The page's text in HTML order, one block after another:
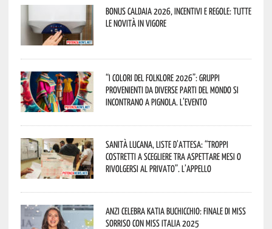
Bonus caldaia 2026, incentivi e regole: tutte
le novità in vigore
“I Colori del Folklore 2026”: gruppi
provenienti da diverse parti del mondo si
incontrano a Pignola. L’evento
Sanità lucana, liste d’attesa: “Troppi
costretti a scegliere tra aspettare mesi o
rivolgersi al privato”. L’appello
Anzi celebra Katia Buchicchio: finale di Miss
Sorriso con Miss Italia 2025